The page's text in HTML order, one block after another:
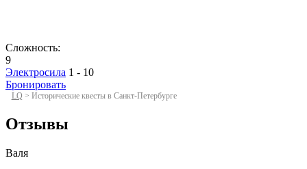
Сложность:
9
Электросила 1 - 10
Бронировать
LQ > Исторические квесты в Санкт-Петербурге
Отзывы
Валя